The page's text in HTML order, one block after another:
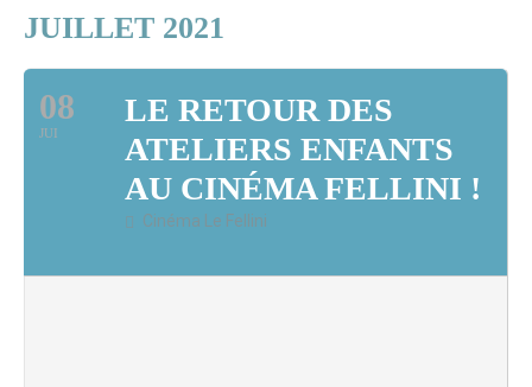
JUILLET 2021
08
JUI
LE RETOUR DES
ATELIERS ENFANTS
AU CINÉMA FELLINI !
Cinéma Le Fellini